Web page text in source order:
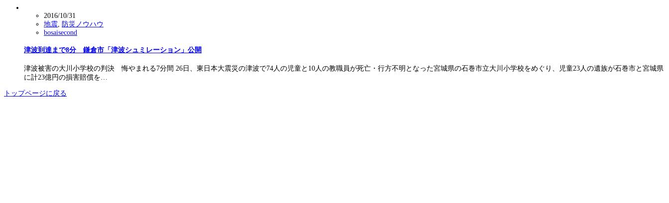
2016/10/31
地震
防災ノウハウ
bosaisecond
津波到達まで8分 鎌倉市「津波シュミレーション」公開
津波被害の大川小学校の判決 悔やまれる7分間 26日、東日本大震災の津波で74人の児童と10人の教職員が死亡・行方不明となった宮城県の石巻市立大川小学校をめぐり、児童23人の遺族が石巻市と宮城県
に計23億円の損害賠償を…
トップページに戻る